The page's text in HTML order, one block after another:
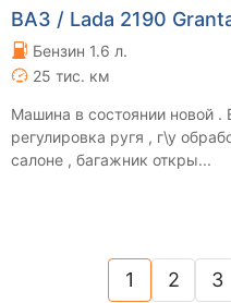
ВАЗ / Lada 2190
Бензин 1.6 л.
25 тис. км
Машина в состоянии новой .
регулировка ругя , г\у обработана мовилем после покупки в
салоне , багажник откры...
1(current)
2 3